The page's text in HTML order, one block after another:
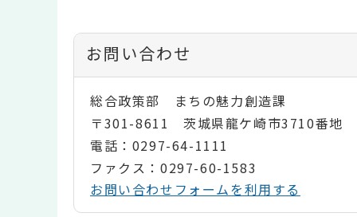
お問い合わせ
総合政策部 まちの魅力創造課
〒301-8611 茨城県龍ケ崎市3710番地
電話：0297-64-1111
ファクス：0297-60-1583
お問い合わせフォームを利用する